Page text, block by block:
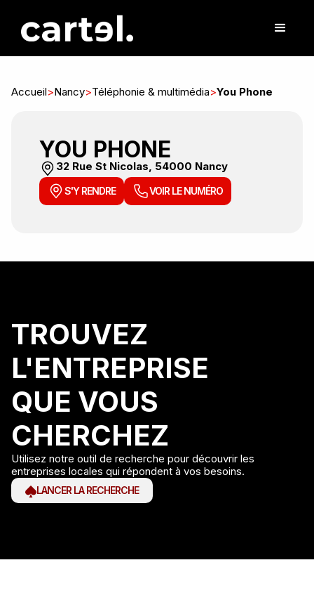
Accueil>Nancy>Téléphonie & multimédia>You Phone
YOU PHONE
32 Rue St Nicolas, 54000 Nancy
S'Y RENDRE VOIR LE NUMÉRO
TROUVEZ
L'ENTREPRISE
QUE VOUS
CHERCHEZ
Utilisez notre outil de recherche pour découvrir les
entreprises locales qui répondent à vos besoins.
LANCER LA RECHERCHE